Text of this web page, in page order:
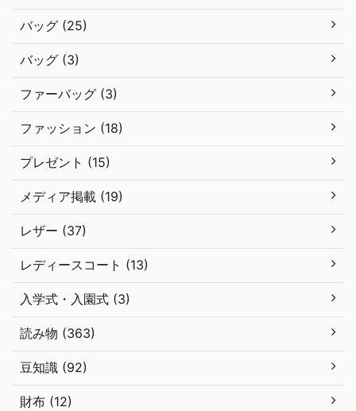
バッグ (25)
バッグ (3)
ファーバッグ (3)
ファッション (18)
プレゼント (15)
メディア掲載 (19)
レザー (37)
レディースコート (13)
入学式・入園式 (3)
読み物 (363)
豆知識 (92)
財布 (12)